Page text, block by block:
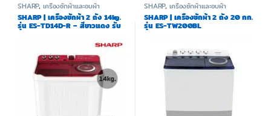
SHARP,เครื่องซักผ้าและอบผ้า
SHARP | เครื่องซักผ้า 2 ถัง 14kg.
รุ่น ES-TD14D-R – สีขาวแดง รับ
SHARP,เครื่องซักผ้าและอบผ้า
SHARP | เครื่องซักผ้า 2 ถัง 20 กก.
รุ่น ES-TW200BL